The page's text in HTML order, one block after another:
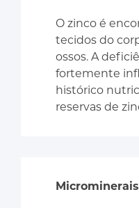
O zinco é
tecidos do
ossos. A
fortemente
histórico
reservas de